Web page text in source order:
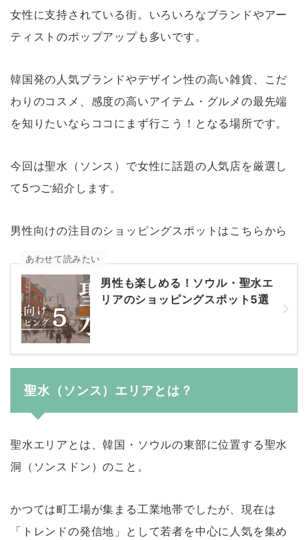
女性に支持されている街。いろいろなブランドやアー
ティストのポップアップも多いです。
韓国発の人気ブランドやデザイン性の高い雑貨、こだ
わりのコスメ、感度の高いアイテム・グルメの最先端
を知りたいならココにまず行こう！となる場所です。
今回は聖水（ソンス）で女性に話題の人気店を厳選し
て5つご紹介します。
男性向けの注目のショッピングスポットはこちらから
男性も楽しめる！ソウル・聖水エ
リアのショッピングスポット5選
あわせて読みたい
聖水（ソンス）エリアとは？
聖水エリアとは、韓国・ソウルの東部に位置する聖水
洞（ソンスドン）のこと。
かつては町工場が集まる工業地帯でしたが、現在は
「トレンドの発信地」として若者を中心に人気を集め